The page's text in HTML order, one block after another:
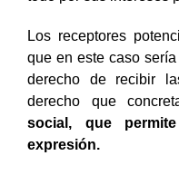
Los receptores
que en este caso sería
derecho de recibir
derecho que
social, que
expresión.